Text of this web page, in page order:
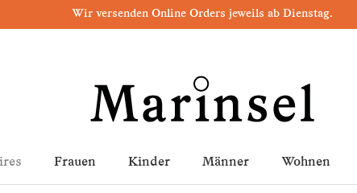
Wir versenden Online Orders jeweils ab Dienstag.
Frauen Kinder Männer Wohnen